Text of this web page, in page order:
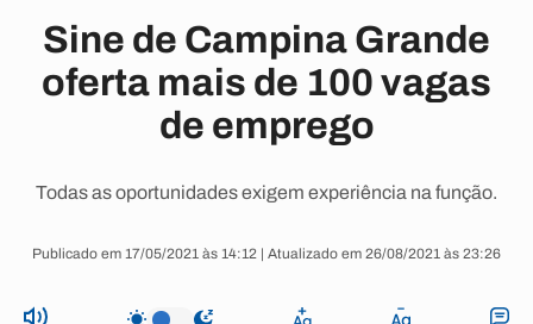
Sine de Campina Grande
oferta mais de 100 vagas
de emprego
Todas as oportunidades exigem experiência na função.
Publicado em 17/05/2021 às 14:12 | Atualizado em 26/08/2021 às 23:26